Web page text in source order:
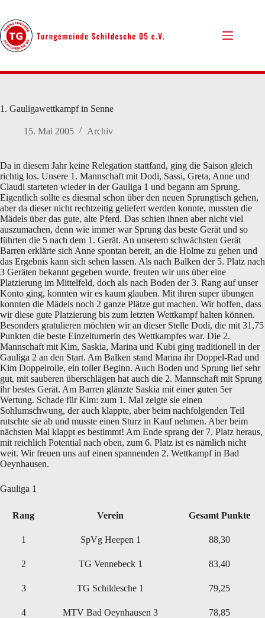
springen
1. Gauligawettkampf in Senne
15. Mai 2005 Archiv
Da in diesem Jahr keine Relegation stattfand, ging die Saison gleich
richtig los. Unsere 1. Mannschaft mit Dodi, Sassi, Greta, Anne und
Claudi starteten wieder in der Gauliga 1 und begann am Sprung.
Eigentlich sollte es diesmal schon über den neuen Sprungtisch gehen,
aber da dieser nicht rechtzeitig geliefert werden konnte, mussten die
Mädels über das gute, alte Pferd. Das schien ihnen aber nicht viel
auszumachen, denn wie immer war Sprung das beste Gerät und so
führten die 5 nach dem 1. Gerät. An unserem schwächsten Gerät
Barren erklärte sich Anne spontan bereit, an die Holme zu gehen und
das Ergebnis kann sich sehen lassen. Als nach Balken der 5. Platz nach
3 Geräten bekannt gegeben wurde, freuten wir uns über eine
Platzierung im Mittelfeld, doch als nach Boden der 3. Rang auf unser
Konto ging, konnten wir es kaum glauben. Mit ihren super übungen
konnten die Mädels noch 2 ganze Plätze gut machen. Wir hoffen, dass
wir diese gute Platzierung bis zum letzten Wettkampf halten können.
Besonders gratulieren möchten wir an dieser Stelle Dodi, die mit 31,75
Punkten die beste Einzelturnerin des Wettkampfes war. Die 2.
Mannschaft mit Kim, Saskia, Marina und Kubi ging traditionell in der
Gauliga 2 an den Start. Am Balken stand Marina ihr Doppel-Rad und
Kim Doppelrolle, ein toller Beginn. Auch Boden und Sprung lief sehr
gut, mit sauberen überschlägen hat auch die 2. Mannschaft mit Sprung
ihr bestes Gerät. Am Barren glänzte Saskia mit einer guten 5er
Wertung. Schade für Kim: zum 1. Mal zeigte sie einen
Sohlumschwung, der auch klappte, aber beim nachfolgenden Teil
rutschte sie ab und musste einen Sturz in Kauf nehmen. Aber beim
nächsten Mal klappt es bestimmt! Am Ende sprang der 7. Platz heraus,
mit reichlich Potential nach oben, zum 6. Platz ist es nämlich nicht
weit. Wir freuen uns auf einen spannenden 2. Wettkampf in Bad
Oeynhausen.
Gauliga 1
Rang Verein Gesamt Punkte
1 SpVg Heepen 1 88,30
2 TG Vennebeck 1 83,40
3 TG Schildesche 1 79,25
4 MTV Bad Oeynhausen 3 78,85